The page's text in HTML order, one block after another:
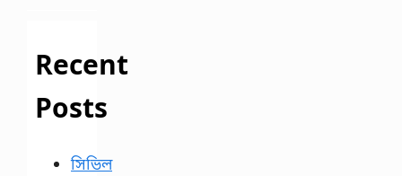
Recent
Posts
সিভিল